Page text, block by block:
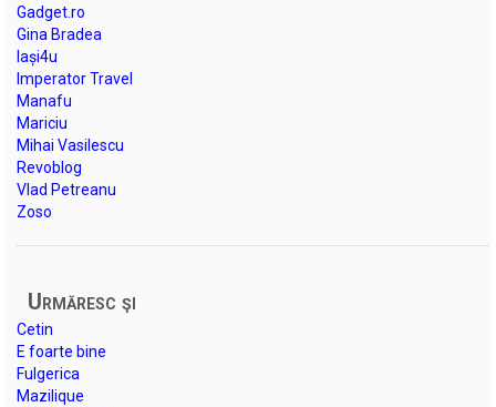
Gadget.ro
Gina Bradea
Iași4u
Imperator Travel
Manafu
Mariciu
Mihai Vasilescu
Revoblog
Vlad Petreanu
Zoso
Urmăresc şi
Cetin
E foarte bine
Fulgerica
Mazilique